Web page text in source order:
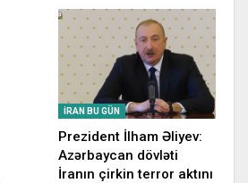
İRAN BU GÜN
Prezident İlham Əliyev:
Azərbaycan dövləti
İranın çirkin terror aktını